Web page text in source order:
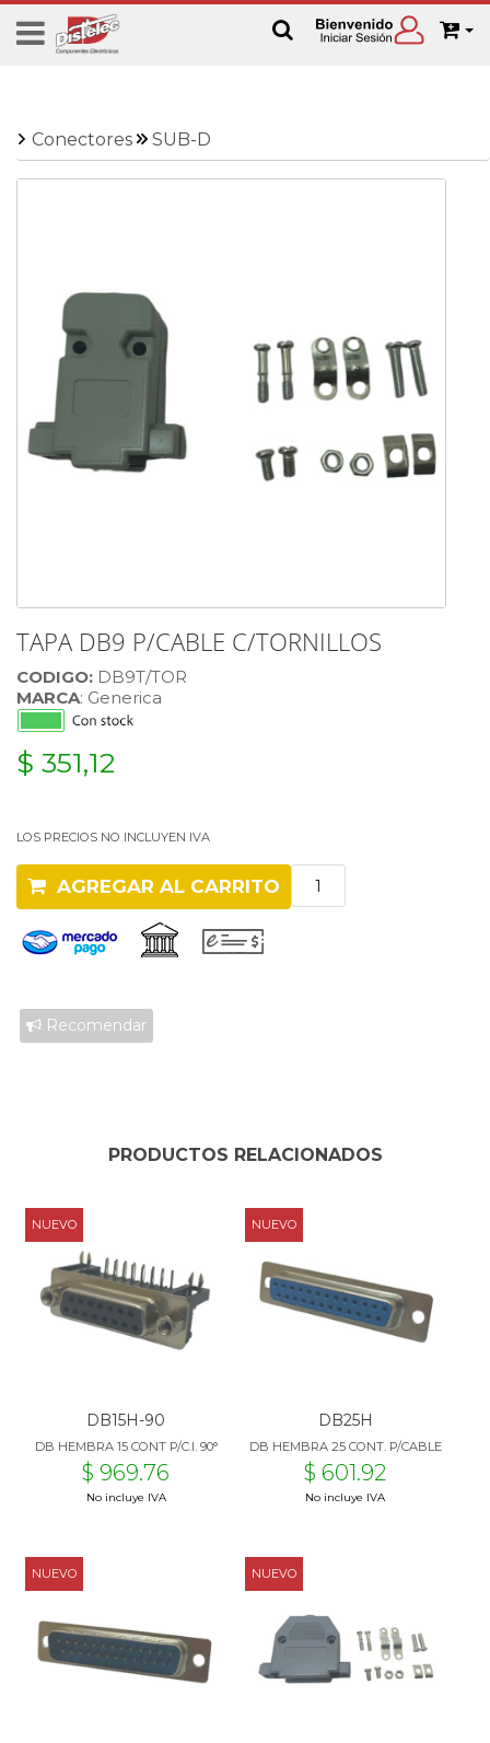
Conectores SUB-D
TAPA DB9 P/CABLE C/TORNILLOS
CODIGO: DB9T/TOR
MARCA: Generica
$ 351,12
LOS PRECIOS NO INCLUYEN IVA
AGREGAR AL CARRITO
Recomendar
PRODUCTOS RELACIONADOS
NUEVO
DB15H-90
DB HEMBRA 15 CONT P/C.I. 90°
$ 969.76
No incluye IVA
NUEVO
DB25H
DB HEMBRA 25 CONT. P/CABLE
$ 601.92
No incluye IVA
NUEVO NUEVO